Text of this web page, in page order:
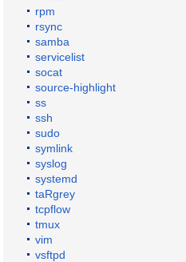
rpm
rsync
samba
servicelist
socat
source-highlight
ss
ssh
sudo
symlink
syslog
systemd
taRgrey
tcpflow
tmux
vim
vsftpd